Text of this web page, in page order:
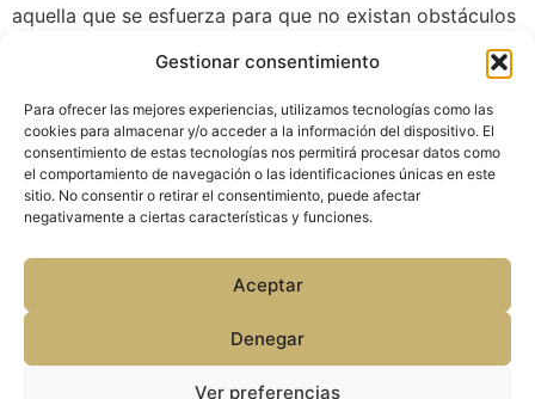
Gestionar consentimiento
Para ofrecer las mejores experiencias, utilizamos tecnologías como las
cookies para almacenar y/o acceder a la información del dispositivo. El
consentimiento de estas tecnologías nos permitirá procesar datos como
el comportamiento de navegación o las identificaciones únicas en este
sitio. No consentir o retirar el consentimiento, puede afectar
negativamente a ciertas características y funciones.
Aceptar
Denegar
Ver preferencias
aquella que se esfuerza para que no existan obstáculos
que impidan a ninguno de sus miembros gozar de una
verdadera igualdad de oportunidades. Así lo entienden
también en la Fundación SIFU, que el pasado 20 de
diciembre celebró en CaixaForum […]
Política de privacidad y Cookies(EU)